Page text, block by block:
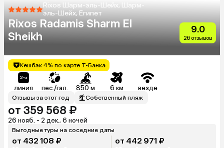
Rixos Шарм-эль-Шейх, Шарм-
эль-Шейх, Египет
Rixos Radamis Sharm El
Sheikh
9.0
26 отзывов
Кешбэк 4% по карте Т-Банка
линия пес./гал. 850 м 6 км везде
Отзывы за этот год Собственный пляж
от 359 568 ₽
26 нояб. - 2 дек., 6 ночей
Выгодные туры на соседние даты
от 432 108 ₽ от 442 971 ₽